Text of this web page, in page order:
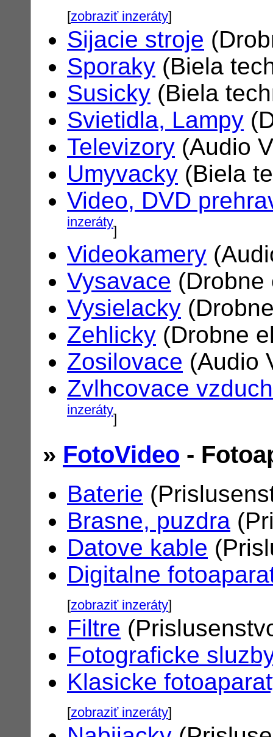
[zobraziť inzeráty]
Sijacie stroje
Sporaky (Biela
Susicky (Biela
Svietidla, Lampy
Televizory (Audio
Umyvacky (Biela
Video, DVD
inzeráty]
Videokamery
Vysavace
Vysielacky
Zehlicky (Drobne
Zosilovace (Audio
Zvlhcovace
inzeráty]
» FotoVideo -
Baterie
Brasne, puzdra
Datove kable
Digitalne
[zobraziť inzeráty]
Filtre
Fotograficke
Klasicke
[zobraziť inzeráty]